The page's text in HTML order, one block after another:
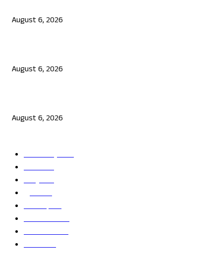
August 6, 2026
August 6, 2026
August 6, 2026
ತಾಜಾ ಸುದ್ದಿ 2865
ದೇಶ2245
ರಾಜ್ಯ 2216
ಕ್ರೀಡೆ1138
ಅಪರಾಧ791
ರಾಜಕೀಯ686
ಬೆಂಗಳೂರು681
ವಿದೇಶ625